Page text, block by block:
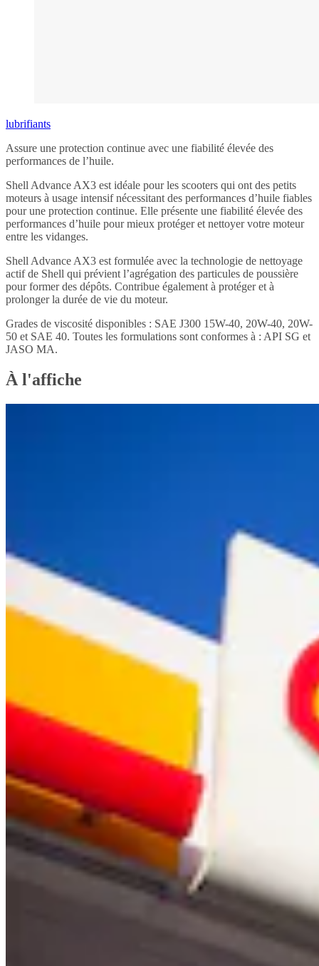
lubrifiants
Assure une protection continue avec une fiabilité élevée des
performances de l’huile.
Shell Advance AX3 est idéale pour les scooters qui ont des petits
moteurs à usage intensif nécessitant des performances d’huile fiables
pour une protection continue. Elle présente une fiabilité élevée des
performances d’huile pour mieux protéger et nettoyer votre moteur
entre les vidanges.
Shell Advance AX3 est formulée avec la technologie de nettoyage
actif de Shell qui prévient l’agrégation des particules de poussière
pour former des dépôts. Contribue également à protéger et à
prolonger la durée de vie du moteur.
Grades de viscosité disponibles : SAE J300 15W-40, 20W-40, 20W-
50 et SAE 40. Toutes les formulations sont conformes à : API SG et
JASO MA.
À l'affiche